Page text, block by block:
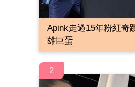
Apink走過15年粉紅奇
雄巨蛋
2